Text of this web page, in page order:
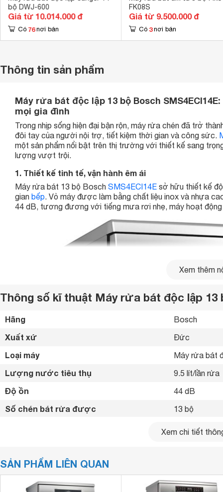
bộ DWJ-600
Giá từ 10.014.000 đ
Có 76 nơi bán
FK08S
Giá từ 9.500.000 đ
Có 3 nơi bán
Thông tin sản phẩm
Máy rửa bát độc lập 13 bộ Bosch
mọi gia đình
Trong nhịp sống hiện đại bận rộn, máy rửa chén đã trở
đôi tay của người nội trợ, tiết kiệm thời gian và công sức.
một sản phẩm nổi bật trên thị trường với thiết kế sang
lượng vượt trội.
1. Thiết kế tinh tế, vận hành êm ái
Máy rửa bát 13 bộ Bosch SMS4ECI14E sở hữu thiết kế
gian bếp. Vỏ máy được làm bằng chất liệu inox và nhựa
44 dB, tương đương với tiếng mưa rơi nhẹ, máy hoạt
Xem thêm
Thông số kĩ thuật Máy rửa bát độc lập 13
Hãng Bosch
Xuất xứ Đức
Loại máy Máy rửa bát
Lượng nước tiêu thụ 9.5 lít/lần rửa
Độ ồn 44 dB
Số chén bát rửa được 13 bộ
Inox
Công nghệ rửa
Tính năng an toàn Aquastop -
Xem chi tiết
SẢN PHẨM LIÊN QUAN